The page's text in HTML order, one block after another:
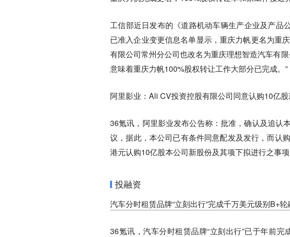
工信部近日发布的《道路机动车辆生产企业及产品
已准入企业变更信息名单显示，重庆力帆更名为重
有限公司常州分公司也改名为重庆理想智造汽车有
意味着重庆力帆100%股权转让工作大部分已完成。”
阿里影业：Ali CV投资控股有限公司同意认购10亿
36氪讯，阿里影业发布公告称：批准，确认及追认
议，据此，本公司已有条件同意配发及发行，而认
港元认购10亿股本公司新股份及其项下拟进行之事项
投融资
汽车分时租赁品牌“立刻出行”完成千万美元级别B+轮
36氪讯，汽车分时租赁品牌“立刻出行”已于年前